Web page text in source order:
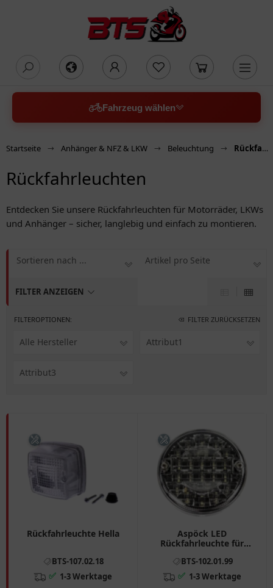
Fahrzeug wählen
Startseite Anhänger & NFZ & LKW Beleuchtung Rückfahrleuchten
Rückfahrleuchten
Entdecken Sie unsere Rückfahrleuchten für Motorräder, LKWs
und Anhänger – sicher, langlebig und einfach zu montieren.
FILTER ANZEIGEN
Sortieren nach ... Artikel pro Seite
FILTEROPTIONEN: FILTER ZURÜCKSETZEN
Alle Hersteller Attribut1
Attribut3
Rückfahrleuchte Hella
BTS-107.02.18
✅ 1-3 Werktage
Aspöck LED
Rückfahrleuchte für
BTS-102.01.99
✅ 1-3 Werktage